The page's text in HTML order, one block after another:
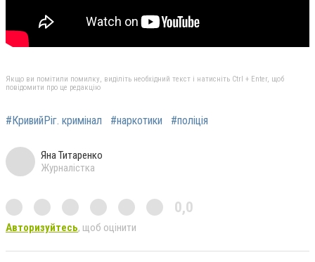
Якщо ви помітили помилку, виділіть необхідний текст і натисніть Ctrl + Enter, щоб
повідомити про це редакцію
#КривийРіг. кримінал #наркотики #поліція
Яна Титаренко
Журналістка
0,0
Авторизуйтесь, щоб оцінити